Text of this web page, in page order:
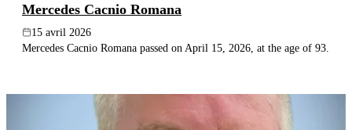
Mercedes Cacnio Romana
15 avril 2026
Mercedes Cacnio Romana passed on April 15, 2026, at the age of 93.